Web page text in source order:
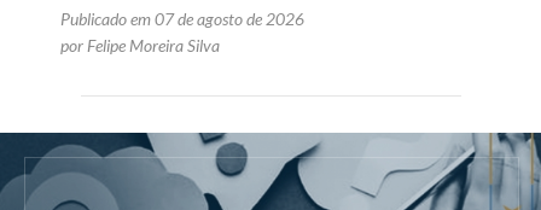
Publicado em 07 de agosto de 2026
por Felipe Moreira Silva